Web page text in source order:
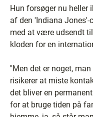
Hun forsøger nu
af den 'Indiana Jones'-
med at være udsendt
kloden for en
''Men det er noget,
risikerer at miste
det bliver en
for at bruge tiden på